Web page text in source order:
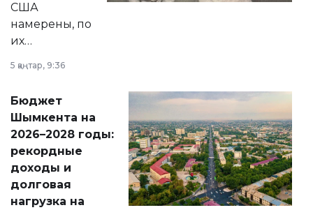
США
намерены, по
их
принести
народу
Венесуэлы.
5 қаңтар, 9:36
Бюджет
Шымкента на
2026–2028 годы:
рекордные
доходы и
долговая
нагрузка на